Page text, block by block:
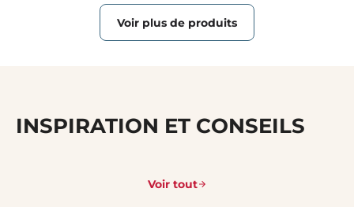
Voir plus de produits
INSPIRATION ET CONSEILS
Voir tout